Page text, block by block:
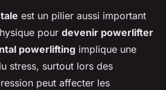
est un pilier aussi important
pour devenir powerlifter
powerlifting implique une
stress, surtout lors des
peut affecter les